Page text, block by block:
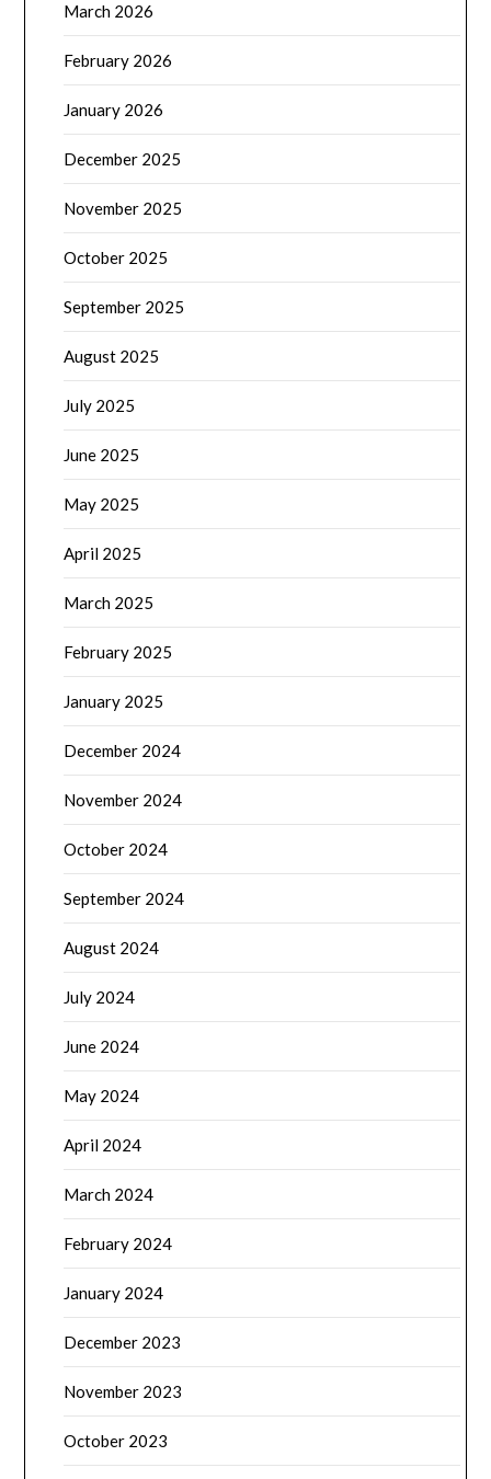
March 2026
February 2026
January 2026
December 2025
November 2025
October 2025
September 2025
August 2025
July 2025
June 2025
May 2025
April 2025
March 2025
February 2025
January 2025
December 2024
November 2024
October 2024
September 2024
August 2024
July 2024
June 2024
May 2024
April 2024
March 2024
February 2024
January 2024
December 2023
November 2023
October 2023